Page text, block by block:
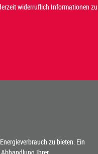
widerruflich Informationen zu
zu bieten. Ein